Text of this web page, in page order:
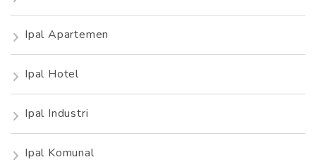
Ipal Apartemen
Ipal Hotel
Ipal Industri
Ipal Komunal